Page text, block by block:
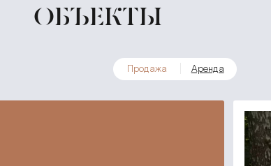
ОБЪЕКТЫ
Продажа Аренда